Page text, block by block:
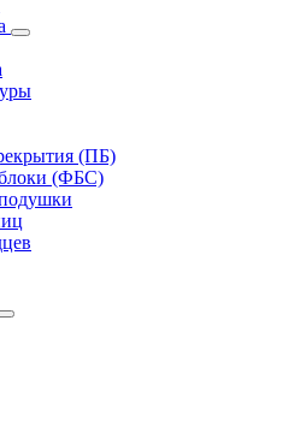
(ПБ)
(ФБС)